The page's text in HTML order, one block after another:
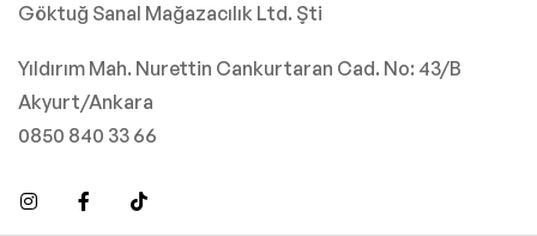
Göktuğ Sanal Mağazacılık Ltd. Şti
Yıldırım Mah. Nurettin Cankurtaran Cad. No: 43/B
Akyurt/Ankara
0850 840 33 66